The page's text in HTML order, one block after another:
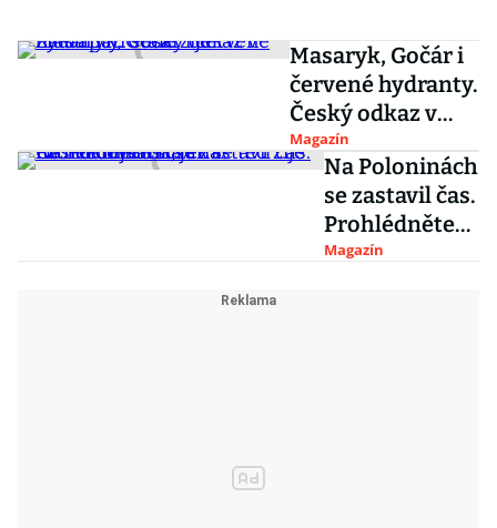
Masaryk, Gočár i
červené hydranty.
Český odkaz v
Zakarpatí stále
žije
Magazín
Na Poloninách
se zastavil čas.
Prohlédněte
si, jak se teď
Magazín